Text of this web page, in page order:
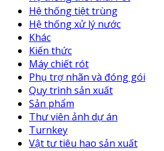
Hệ thống tiệt trùng
Hệ thống xử lý nước
Khác
Kiến thức
Máy chiết rót
Phụ trợ nhãn và đóng gói
Quy trình sản xuất
Sản phẩm
Thư viên ảnh dự án
Turnkey
Vật tư tiêu hao sản xuất